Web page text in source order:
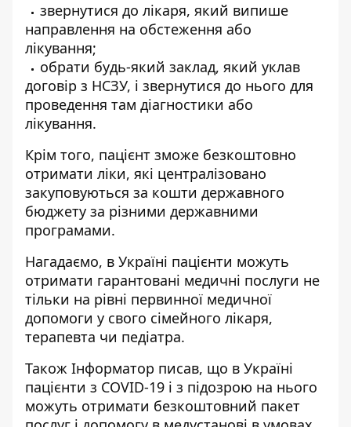
звернутися до лікаря, який випише
направлення на обстеження або
лікування;
обрати будь-який заклад, який уклав
договір з НСЗУ, і звернутися до нього для
проведення там діагностики або
лікування.
Крім того, пацієнт зможе безкоштовно
отримати ліки, які централізовано
закуповуються за кошти державного
бюджету за різними державними
програмами.
Нагадаємо, в Україні пацієнти можуть
отримати гарантовані медичні послуги не
тільки на рівні первинної медичної
допомоги у свого сімейного лікаря,
терапевта чи педіатра.
Також Інформатор писав, що в Україні
пацієнти з COVID-19 і з підозрою на нього
можуть отримати безкоштовний пакет